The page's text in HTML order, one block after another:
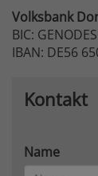
Volksbank
BIC:
IBAN: DE56
Kontakt
Name